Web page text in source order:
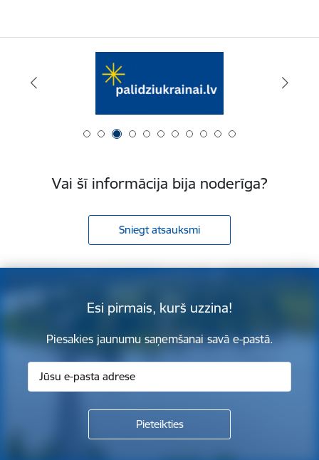
Vai šī informācija bija noderīga?
Sniegt atsauksmi
Esi pirmais, kurš uzzina!
Piesakies jaunumu saņemšanai savā e-pastā.